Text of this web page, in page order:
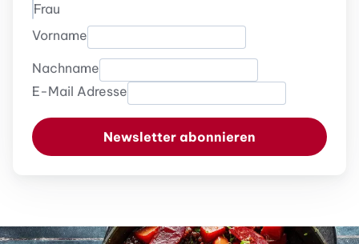
Frau
Vorname
Nachname
E-Mail Adresse
Newsletter abonnieren